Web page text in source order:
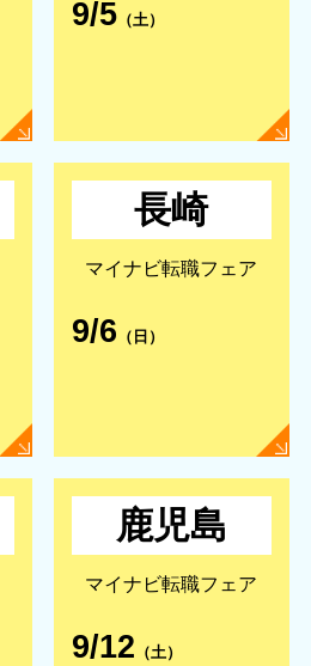
9/5（土）
長崎
マイナビ転職フェア
9/6 （日）
鹿児島
マイナビ転職フェア
9/12 （土）